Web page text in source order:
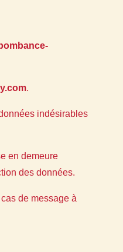
.
indésirables
en demeure
des données.
de message à